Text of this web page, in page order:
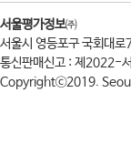
서울평가정보㈜
서울시 영등포구 국회대
통신판매신고 : 제2022-
Copyrightⓒ2019.